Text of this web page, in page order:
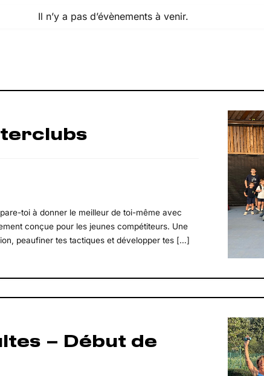
Il n’y a pas d’évènements à venir.
toi à donner le meilleur de toi-même avec
conçue pour les jeunes compétiteurs. Une
peaufiner tes tactiques et développer tes […]
– Début de